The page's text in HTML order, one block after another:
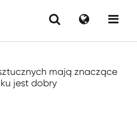
mają znaczące
jest dobry